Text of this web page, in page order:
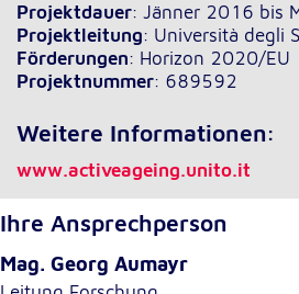
Projektdauer: Jänner 2016 bis
Projektleitung: Università degli
Förderungen: Horizon 2020/EU
Projektnummer: 689592
Weitere Informationen:
www.activeageing.unito.it
Ihre Ansprechperson
Mag. Georg Aumayr